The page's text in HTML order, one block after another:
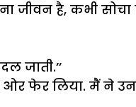
जीवन है, कभी
जाती.’’
ओर फेर लिया. मैं